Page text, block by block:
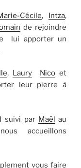
Cécile, Intza,
de rejoindre
lui apporter un
, Laury Nicoet
leur pierre à
suivi par Maël au
accueillons
vous faire